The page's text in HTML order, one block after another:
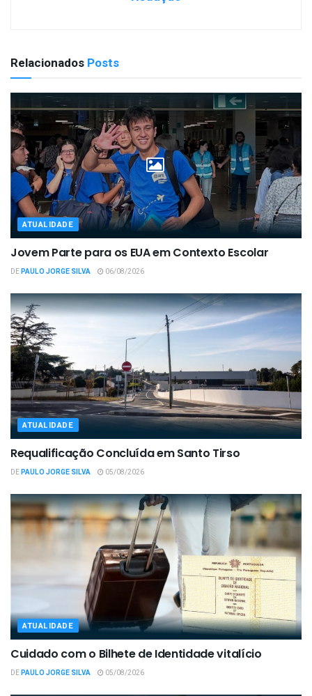
Relacionados Posts
ATUALIDADE
Jovem Parte para os EUA em Contexto Escolar
DEPAULO JORGE SILVA 06/08/2026
ATUALIDADE
Requalificação Concluída em Santo Tirso
DEPAULO JORGE SILVA 05/08/2026
ATUALIDADE
Cuidado com o Bilhete de Identidade vitalício
DEPAULO JORGE SILVA 05/08/2026